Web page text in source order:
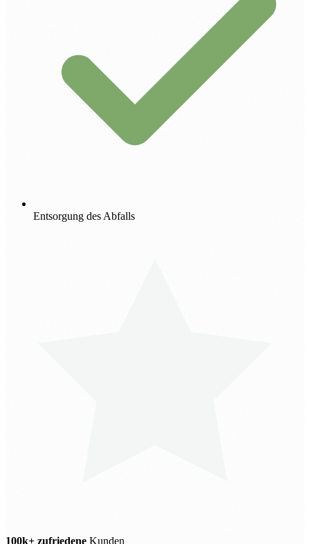
Entsorgung des Abfalls
100k+ zufriedene Kunden